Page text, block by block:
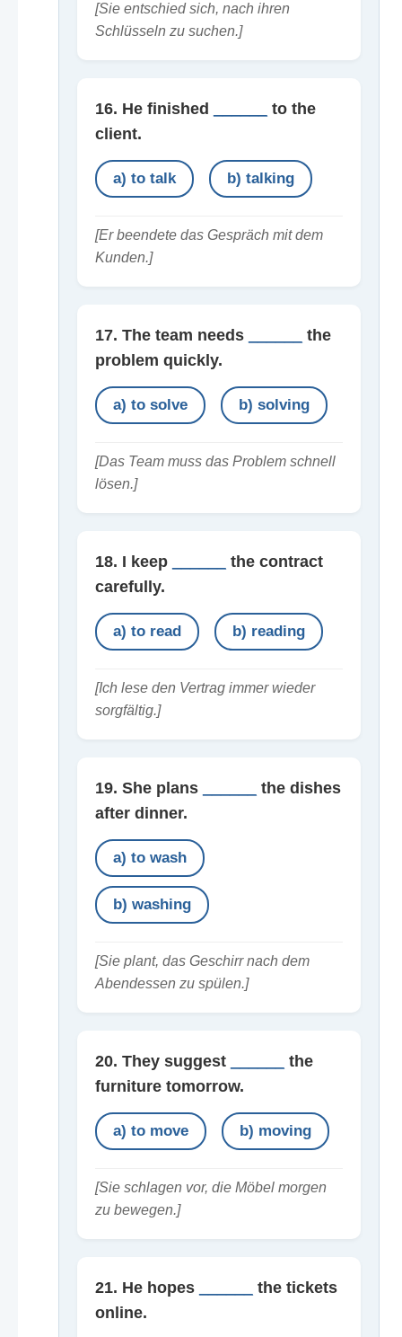
[Sie entschied sich, nach ihren
Schlüsseln zu suchen.]
16. He finished
to the
client.
a) to talk b) talking
[Er beendete das Gespräch mit dem
Kunden.]
17. The team needs
the
problem quickly.
a) to solve b) solving
[Das Team muss das Problem schnell
lösen.]
18. I keep
the contract
carefully.
a) to read b) reading
[Ich lese den Vertrag immer wieder
sorgfältig.]
19. She plans
the dishes
after dinner.
a) to wash
b) washing
[Sie plant, das Geschirr nach dem
Abendessen zu spülen.]
20. They suggest
the
furniture tomorrow.
a) to move b) moving
[Sie schlagen vor, die Möbel morgen
zu bewegen.]
21. He hopes
the tickets
online.